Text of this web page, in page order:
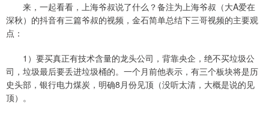
来，一起看看，上海爷叔说了什么？备注为上海爷叔（大A爱在
深秋）的抖音有三篇爷叔的视频，金石简单总结下三哥视频的主要观
点：
1）要买真正有技术含量的龙头公司，背靠央企，绝不买垃圾公
司，垃圾最后要丢进垃圾桶的。一个月前他表示，有三个板块将是历
史头部，银行电力煤炭，明确8月份见顶（没听太清，大概是说的见
顶）。